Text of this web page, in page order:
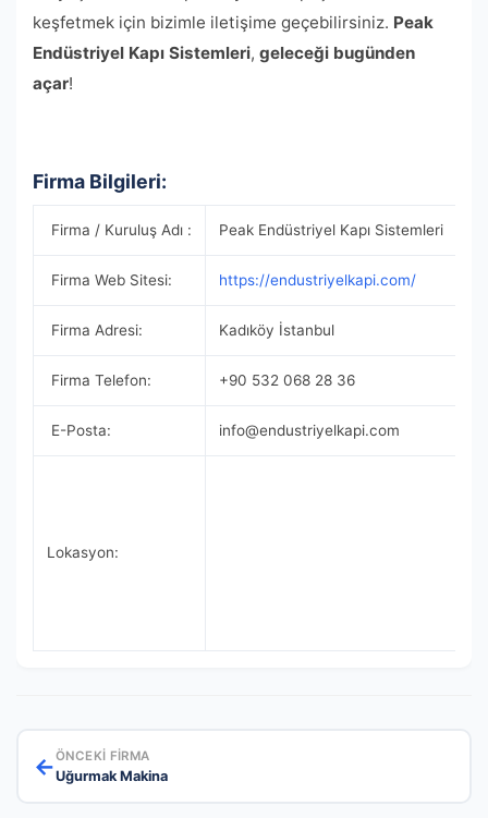
keşfetmek için bizimle iletişime geçebilirsiniz. Peak
Endüstriyel Kapı Sistemleri, geleceği bugünden
açar!
Firma Bilgileri:
Firma / Kuruluş Adı : Peak Endüstriyel Kapı Sistemleri
Firma Web Sitesi: https://endustriyelkapi.com/
Firma Adresi: Kadıköy İstanbul
Firma Telefon: +90 532 068 28 36
E-Posta: info@endustriyelkapi.com
Lokasyon:
←ÖNCEKI FIRMA
Uğurmak Makina